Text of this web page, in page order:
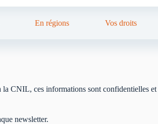
En régions Vos droits
la CNIL, ces informations sont confidentielles et
newsletter.